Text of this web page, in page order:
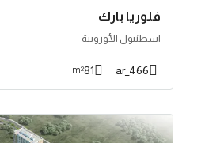
فلوريا بارك
اسطنبول الأوروبية
466_ar
81
m²